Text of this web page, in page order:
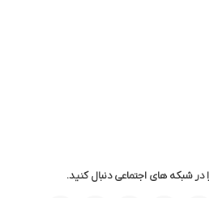
در شبکه های اجتماعی دنبال کنید.